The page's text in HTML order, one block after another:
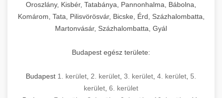
Oroszlány, Kisbér, Tatabánya, Pannonhalma, Bábolna,
Komárom, Tata, Pilisvörösvár, Bicske, Érd, Százhalombatta,
Martonvásár, Százhalombatta, Gyál
Budapest egész területe:
Budapest 1. kerület 2. kerület 3. kerület 4. kerület 5.
kerület 6. kerület